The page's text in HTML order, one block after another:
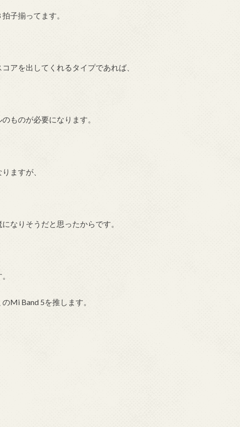
子揃ってます。
アを出してくれるタイプであれば、
ものが必要になります。
ますが、
なりそうだと思ったからです。
Mi Band 5を推します。